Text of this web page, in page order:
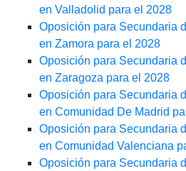
en Valladolid para el 2028
Oposición para Secundaria
en Zamora para el 2028
Oposición para Secundaria
en Zaragoza para el 2028
Oposición para Secundaria
en Comunidad De Madrid
Oposición para Secundaria
en Comunidad Valenciana
Oposición para Secundaria